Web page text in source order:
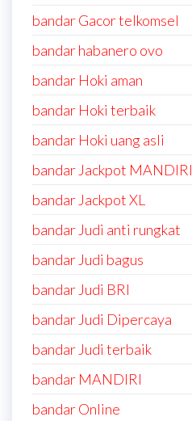
bandar Gacor telkomsel
bandar habanero ovo
bandar Hoki aman
bandar Hoki terbaik
bandar Hoki uang asli
bandar Jackpot MANDIRI
bandar Jackpot XL
bandar Judi anti rungkat
bandar Judi bagus
bandar Judi BRI
bandar Judi Dipercaya
bandar Judi terbaik
bandar MANDIRI
bandar Online